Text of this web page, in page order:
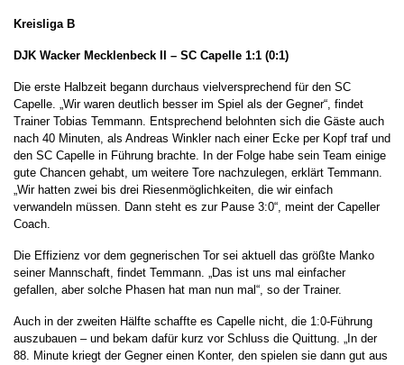
Kreisliga B
DJK Wacker Mecklenbeck II – SC Capelle 1:1 (0:1)
Die erste Halbzeit begann durchaus vielversprechend für den SC
Capelle. „Wir waren deutlich besser im Spiel als der Gegner“, findet
Trainer Tobias Temmann. Entsprechend belohnten sich die Gäste auch
nach 40 Minuten, als Andreas Winkler nach einer Ecke per Kopf traf und
den SC Capelle in Führung brachte. In der Folge habe sein Team einige
gute Chancen gehabt, um weitere Tore nachzulegen, erklärt Temmann.
„Wir hatten zwei bis drei Riesenmöglichkeiten, die wir einfach
verwandeln müssen. Dann steht es zur Pause 3:0“, meint der Capeller
Coach.
Die Effizienz vor dem gegnerischen Tor sei aktuell das größte Manko
seiner Mannschaft, findet Temmann. „Das ist uns mal einfacher
gefallen, aber solche Phasen hat man nun mal“, so der Trainer.
Auch in der zweiten Hälfte schaffte es Capelle nicht, die 1:0-Führung
auszubauen – und bekam dafür kurz vor Schluss die Quittung. „In der
88. Minute kriegt der Gegner einen Konter, den spielen sie dann gut aus